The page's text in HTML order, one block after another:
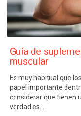
Guía de
muscular
Es muy habitual que
papel importante
considerar que tienen
verdad es…